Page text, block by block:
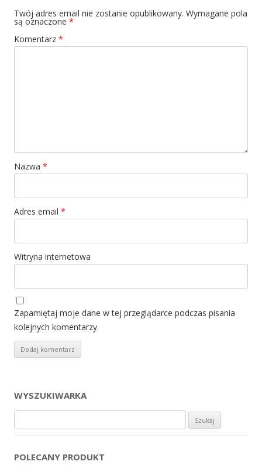
Twój adres email nie zostanie opublikowany. Wymagane pola
są oznaczone *
Komentarz *
Nazwa *
Adres email *
Witryna internetowa
Zapamiętaj moje dane w tej przeglądarce podczas pisania
kolejnych komentarzy.
WYSZUKIWARKA
POLECANY PRODUKT